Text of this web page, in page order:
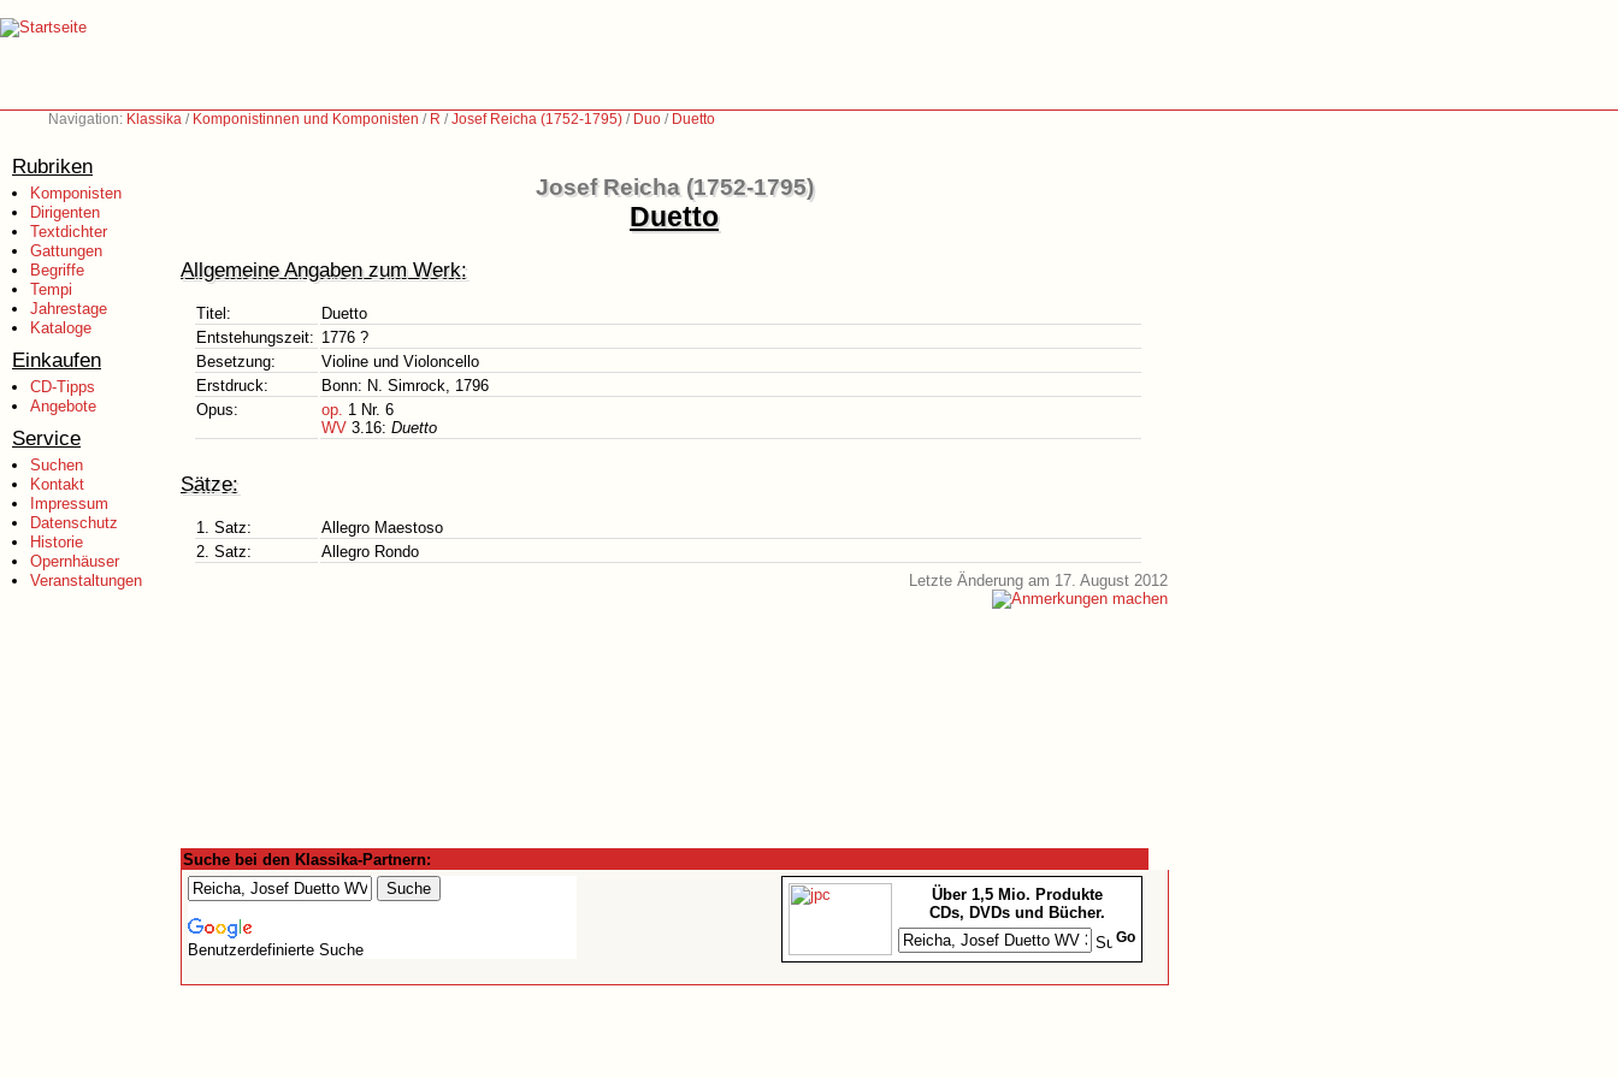
Navigation: Klassika / Komponistinnen und Komponisten / R /Josef Reicha (1752-1795) / Duo / Duetto
Rubriken
Komponisten
Dirigenten
Textdichter
Gattungen
Begriffe
Tempi
Jahrestage
Kataloge
Einkaufen
CD-Tipps
Angebote
Service
Suchen
Kontakt
Impressum
Datenschutz
Historie
Opernhäuser
Veranstaltungen
Josef Reicha (1752-1795)
Duetto
Allgemeine Angaben zum Werk:
Titel:
Duetto
Entstehungszeit: 1776 ?
Besetzung:
Violine und Violoncello
Erstdruck:
Bonn: N. Simrock, 1796
Opus:
op. 1 Nr. 6
WV 3.16: Duetto
Sätze:
1. Satz:
Allegro Maestoso
2. Satz:
Allegro Rondo
Letzte Änderung am 17. August 2012
Suche bei den Klassika-Partnern:
Benutzerdefinierte Suche
Über 1,5 Mio. Produkte
CDs, DVDs und Bücher.
Go